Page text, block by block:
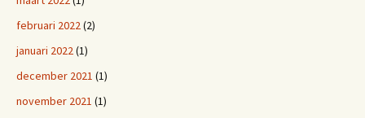
februari 2022(2)
januari 2022(1)
december 2021 (1)
november 2021 (1)